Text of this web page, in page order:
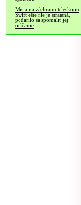
Misia na záchranu teleskopu
Swift ešte nie je stratená,
podarilo sa spomaliť jej
otáčanie